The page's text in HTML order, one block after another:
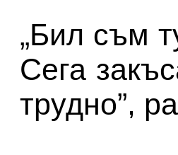
„Бил съм
Сега
трудно”,